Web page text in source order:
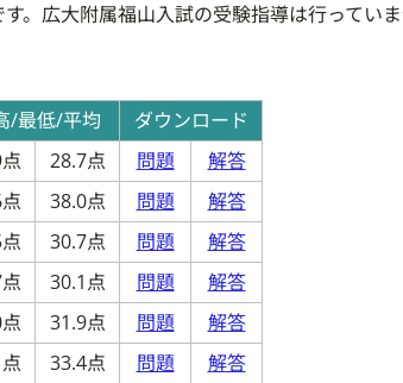
。広大附属福山入試の受験指導は行っていま
/最低/平均
ダウンロード
28.7点 問題
解答
38.0点 問題
解答
30.7点 問題
解答
30.1点 問題
解答
31.9点 問題
解答
33.4点 問題
解答